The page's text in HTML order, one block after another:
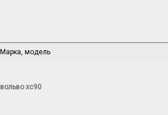
Марка, модель
вольво xc90